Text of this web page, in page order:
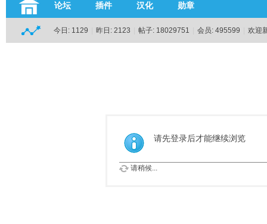
论坛 插件 汉化 勋章
今日: 1129 昨日: 2123 帖子: 18029751 会员: 495599 欢迎
请先登录后才能继续浏览
请稍候...